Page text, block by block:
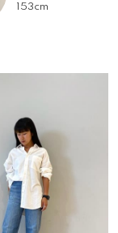
153cm